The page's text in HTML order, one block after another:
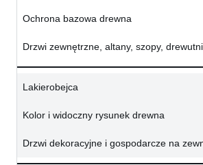
Ochrona bazowa drewna
Drzwi zewnętrzne, altany, szopy,
Lakierobejca
Kolor i widoczny rysunek drewna
Drzwi dekoracyjne i gospodarcze na